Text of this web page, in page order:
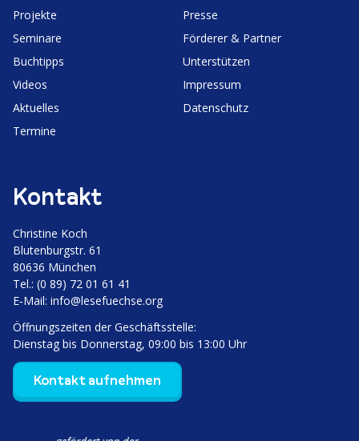
Projekte
Seminare
Buchtipps
Videos
Aktuelles
Termine
Presse
Förderer & Partner
Unter­stützen
Impressum
Daten­schutz
Kontakt
Christine Koch
Bluten­burgstr. 61
80636 München
Tel.: (0 89) 72 01 61 41
E‑Mail: info@lesefuechse.org
Öffnungs­zeiten der Geschäftsstelle:
Dienstag bis Donnerstag, 09:00 bis 13:00 Uhr
Kontakt aufnehmen